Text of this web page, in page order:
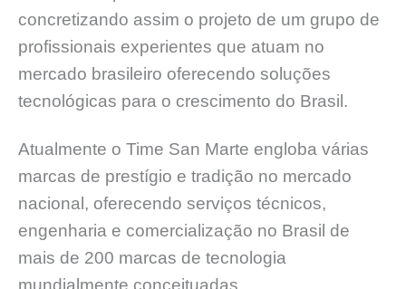
concretizando assim o projeto de um grupo de
profissionais experientes que atuam no
mercado brasileiro oferecendo soluções
tecnológicas para o crescimento do Brasil.
Atualmente o Time San Marte engloba várias
marcas de prestígio e tradição no mercado
nacional, oferecendo serviços técnicos,
engenharia e comercialização no Brasil de
mais de 200 marcas de tecnologia
mundialmente conceituadas.